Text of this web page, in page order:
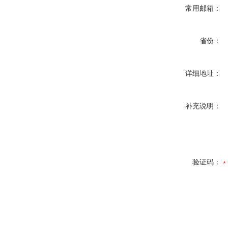
常用邮箱：
省份：
详细地址：
补充说明：
验证码：